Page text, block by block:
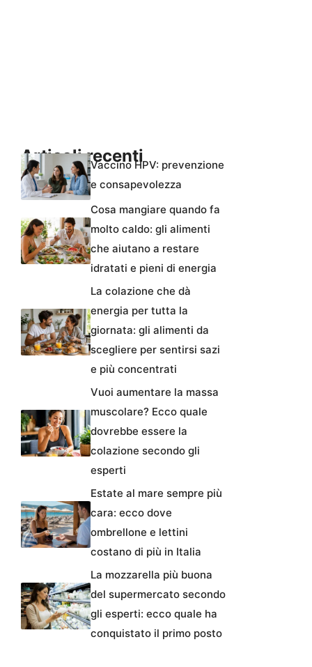
Articoli recentiVaccino HPV: prevenzione
e consapevolezza
Cosa mangiare quando fa
molto caldo: gli alimenti
che aiutano a restare
idratati e pieni di energia
La colazione che dà
energia per tutta la
giornata: gli alimenti da
scegliere per sentirsi sazi
e più concentrati
Vuoi aumentare la massa
muscolare? Ecco quale
dovrebbe essere la
colazione secondo gli
esperti
Estate al mare sempre più
cara: ecco dove
ombrellone e lettini
costano di più in Italia
La mozzarella più buona
del supermercato secondo
gli esperti: ecco quale ha
conquistato il primo posto